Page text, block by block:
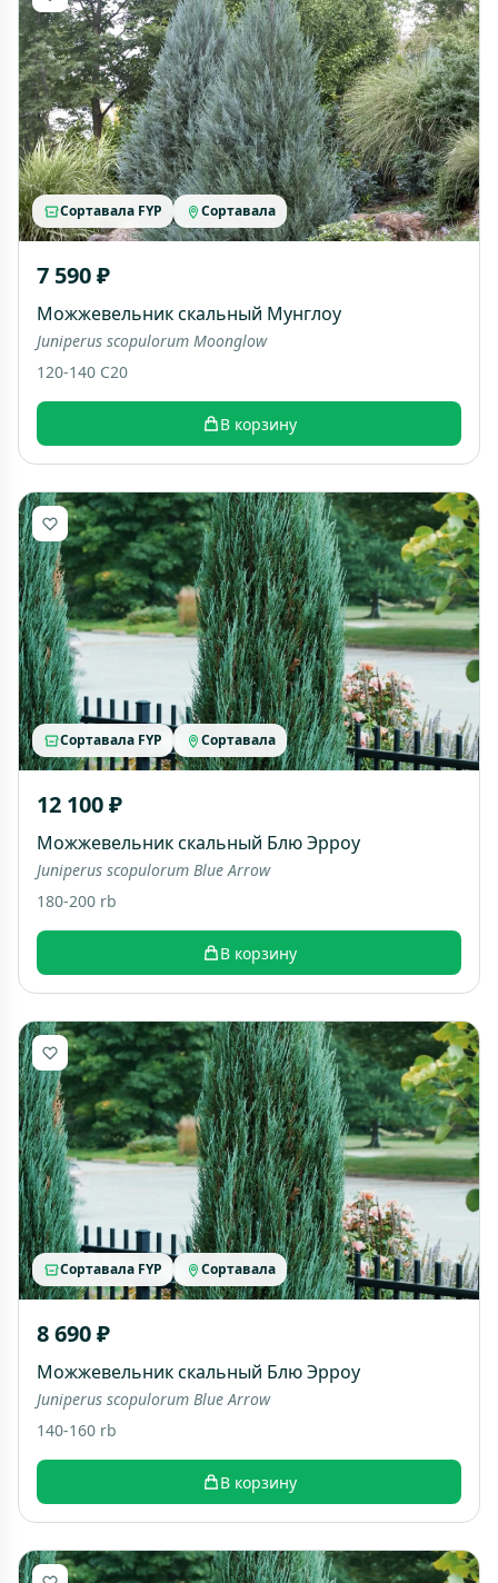
Сортавала FYP Сортавала
7 590 ₽
Можжевельник скальный Мунглоу
Juniperus scopulorum Moonglow
120-140 C20
В корзину
Сортавала FYP Сортавала
12 100 ₽
Можжевельник скальный Блю Эрроу
Juniperus scopulorum Blue Arrow
180-200 rb
В корзину
Сортавала FYP Сортавала
8 690 ₽
Можжевельник скальный Блю Эрроу
Juniperus scopulorum Blue Arrow
140-160 rb
В корзину